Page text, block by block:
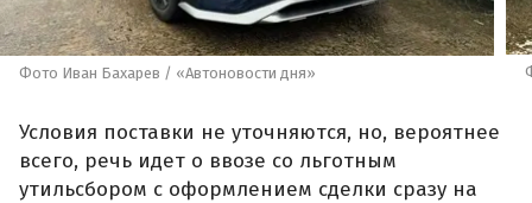
Фото Иван Бахарев / «Автоновости дня»
Условия поставки не уточняются, но, вероятнее
всего, речь идет о ввозе со льготным
утильсбором с оформлением сделки сразу на